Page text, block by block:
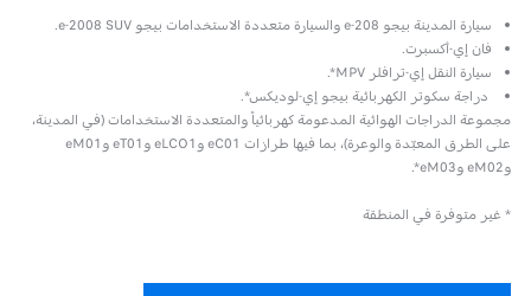
سيارة المدينة بيجو e-208 والسيارة متعددة الاستخدامات بيجو e-2008 SUV.
فان إي-أكسبرت.
سيارة النقل إي-ترافلر MPV*.
دراجة سكوتر الكهربائية بيجو إي-لوديكس*.
مجموعة الدراجات الهوائية المدعومة كهربائياً والمتعددة الاستخدامات (في المدينة،
على الطرق المعبّدة والوعرة)، بما فيها طرازات eC01 وeLCO1 وeT01 وeM01
وeM02 وeM03*.
* غير متوفرة في المنطقة